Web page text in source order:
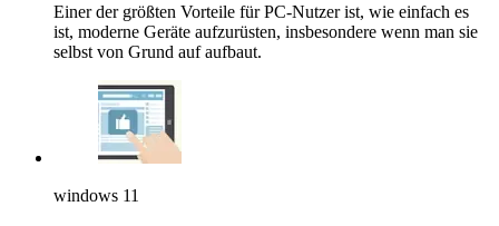
Einer der größten Vorteile für PC-Nutzer ist, wie einfach es
ist, moderne Geräte aufzurüsten, insbesondere wenn man sie
selbst von Grund auf aufbaut.
windows 11